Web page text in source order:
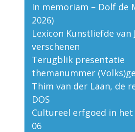
In memoriam – Dolf de
2026)
Lexicon Kunstliefde van
verschenen
Terugblik presentatie
themanummer
Thim van der Laan, de
DOS
Cultureel erfgoed in het
06